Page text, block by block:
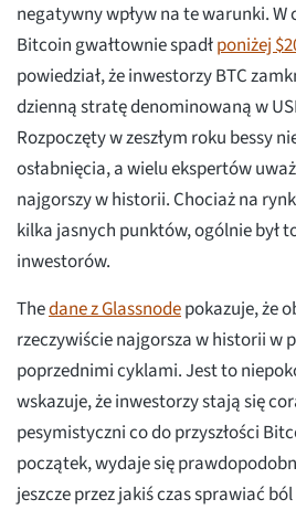
negatywny wpływ na te warunki. W
Bitcoin gwałtownie spadłponiżej
powiedział, że inwestorzy BTC
dzienną stratę denominowaną w
Rozpoczęty w zeszłym roku bessy
osłabnięcia, a wielu ekspertów
najgorszy w historii. Chociaż na
kilka jasnych punktów, ogólnie był
inwestorów.
Thedane z Glassnodepokazuje, że
rzeczywiście najgorsza w historii w
poprzednimi cyklami. Jest to
wskazuje, że inwestorzy stają się
pesymistyczni co do przyszłości
początek, wydaje się
jeszcze przez jakiś czas sprawiać